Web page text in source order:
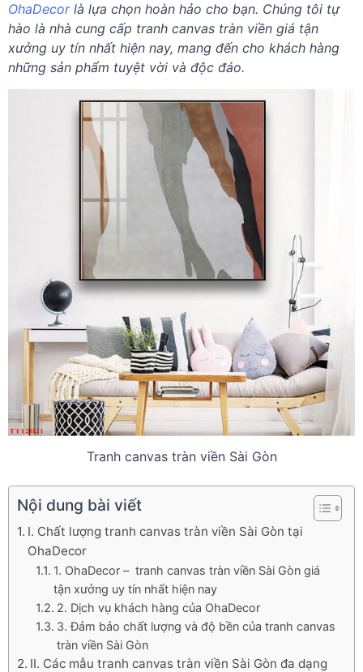
OhaDecorlà lựa chọn hoàn hảo cho bạn. Chúng tôi tự
hào là nhà cung cấp tranh canvas tràn viền giá tận
xưởng uy tín nhất hiện nay, mang đến cho khách hàng
những sản phẩm tuyệt vời và độc đáo.
Tranh canvas tràn viền Sài Gòn
Nội dung bài viết
I. Chất lượng tranh canvas tràn viền Sài Gòn tại
OhaDecor
1. OhaDecor – tranh canvas tràn viền Sài Gòn giá
tận xưởng uy tín nhất hiện nay
2. Dịch vụ khách hàng của OhaDecor
3. Đảm bảo chất lượng và độ bền của tranh canvas
tràn viền Sài Gòn
II. Các mẫu tranh canvas tràn viền Sài Gòn đa dạng